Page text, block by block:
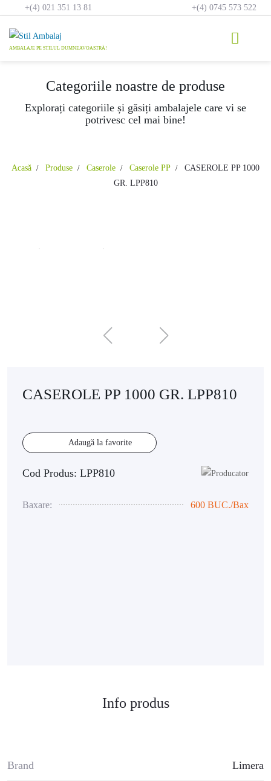
content
+(4) 021 351 13 81 +(4) 0745 573 522
Categoriile noastre de produse
Explorați categoriile și găsiți ambalajele care vi se
potrivesc cel mai bine!
Acasă Produse Caserole Caserole PP
CASEROLE PP 1000
GR. LPP810
CASEROLE PP 1000 GR. LPP810
Adaugă la favorite
Cod Produs: LPP810
Baxare: 600 BUC./Bax
Info produs
Brand Limera